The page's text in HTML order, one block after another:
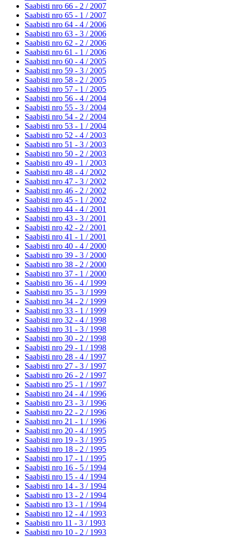
Saabisti nro 66 - 2 / 2007
Saabisti nro 65 - 1 / 2007
Saabisti nro 64 - 4 / 2006
Saabisti nro 63 - 3 / 2006
Saabisti nro 62 - 2 / 2006
Saabisti nro 61 - 1 / 2006
Saabisti nro 60 - 4 / 2005
Saabisti nro 59 - 3 / 2005
Saabisti nro 58 - 2 / 2005
Saabisti nro 57 - 1 / 2005
Saabisti nro 56 - 4 / 2004
Saabisti nro 55 - 3 / 2004
Saabisti nro 54 - 2 / 2004
Saabisti nro 53 - 1 / 2004
Saabisti nro 52 - 4 / 2003
Saabisti nro 51 - 3 / 2003
Saabisti nro 50 - 2 / 2003
Saabisti nro 49 - 1 / 2003
Saabisti nro 48 - 4 / 2002
Saabisti nro 47 - 3 / 2002
Saabisti nro 46 - 2 / 2002
Saabisti nro 45 - 1 / 2002
Saabisti nro 44 - 4 / 2001
Saabisti nro 43 - 3 / 2001
Saabisti nro 42 - 2 / 2001
Saabisti nro 41 - 1 / 2001
Saabisti nro 40 - 4 / 2000
Saabisti nro 39 - 3 / 2000
Saabisti nro 38 - 2 / 2000
Saabisti nro 37 - 1 / 2000
Saabisti nro 36 - 4 / 1999
Saabisti nro 35 - 3 / 1999
Saabisti nro 34 - 2 / 1999
Saabisti nro 33 - 1 / 1999
Saabisti nro 32 - 4 / 1998
Saabisti nro 31 - 3 / 1998
Saabisti nro 30 - 2 / 1998
Saabisti nro 29 - 1 / 1998
Saabisti nro 28 - 4 / 1997
Saabisti nro 27 - 3 / 1997
Saabisti nro 26 - 2 / 1997
Saabisti nro 25 - 1 / 1997
Saabisti nro 24 - 4 / 1996
Saabisti nro 23 - 3 / 1996
Saabisti nro 22 - 2 / 1996
Saabisti nro 21 - 1 / 1996
Saabisti nro 20 - 4 / 1995
Saabisti nro 19 - 3 / 1995
Saabisti nro 18 - 2 / 1995
Saabisti nro 17 - 1 / 1995
Saabisti nro 16 - 5 / 1994
Saabisti nro 15 - 4 / 1994
Saabisti nro 14 - 3 / 1994
Saabisti nro 13 - 2 / 1994
Saabisti nro 13 - 1 / 1994
Saabisti nro 12 - 4 / 1993
Saabisti nro 11 - 3 / 1993
Saabisti nro 10 - 2 / 1993